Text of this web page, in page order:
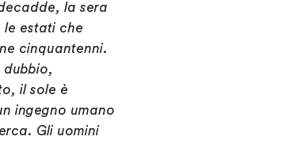
la sera
le estati che
cinquantenni.
dubbio,
il sole è
ingegno umano
Gli uomini